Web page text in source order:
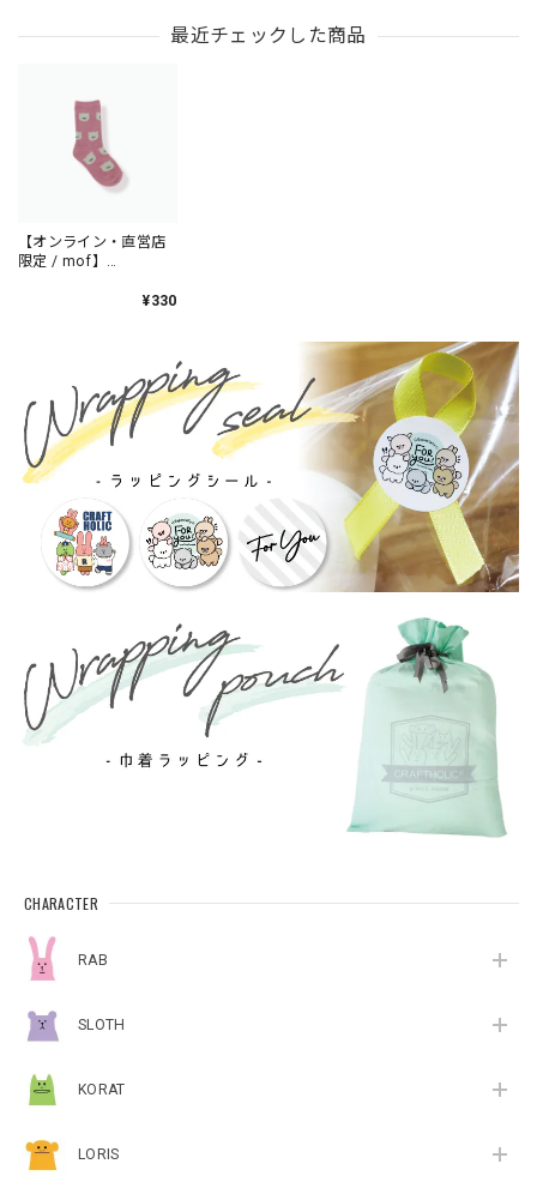
CHARACTER
RAB
SLOTH
KORAT
LORIS
ュショートヘア /
最近チェックした商品
【オンライン・直営店
限定 / mof】
15cm ブリティッシュ
¥330